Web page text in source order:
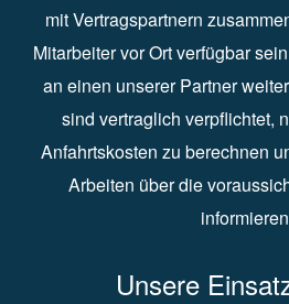
mit Vertragspartnern
Mitarbeiter vor Ort verfügbar
an einen unserer Partner
sind vertraglich verpflichtet,
Anfahrtskosten zu berechnen
Arbeiten über die
Unsere